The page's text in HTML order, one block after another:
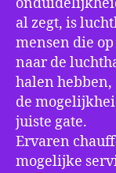
al zegt, is
mensen die
naar de
halen
de
juiste gate.
Ervaren
mogelijke